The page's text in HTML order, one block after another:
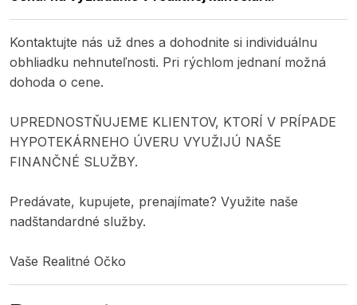
Kontaktujte nás už dnes a dohodnite si individuálnu
obhliadku nehnuteľnosti. Pri rýchlom jednaní možná
dohoda o cene.
UPREDNOSTŇUJEME KLIENTOV, KTORÍ V PRÍPADE
HYPOTEKÁRNEHO ÚVERU VYUŽIJÚ NAŠE
FINANČNÉ SLUŽBY.
Predávate, kupujete, prenajímate? Využite naše
nadštandardné služby.
Vaše Realitné Očko